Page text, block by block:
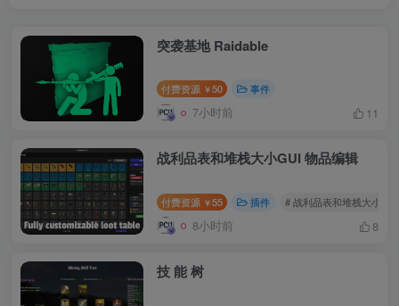
突袭基地 Raidable
付费资源 ￥50 事件
7小时前 11
战利品表和堆栈大小GUI 物品编辑
付费资源 ￥55 插件 # 战利品表和堆栈大小GUI
8小时前 8
技 能 树